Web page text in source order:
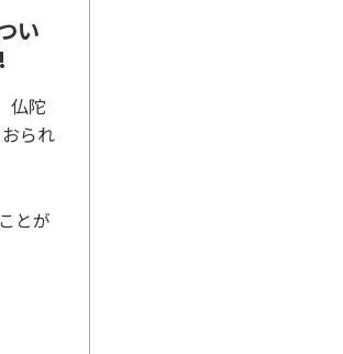
い
仏陀
られ
とが